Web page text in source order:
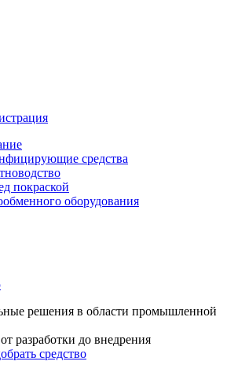
средства
покраской
оборудования
решения в области промышленной
разработки до внедрения
средство